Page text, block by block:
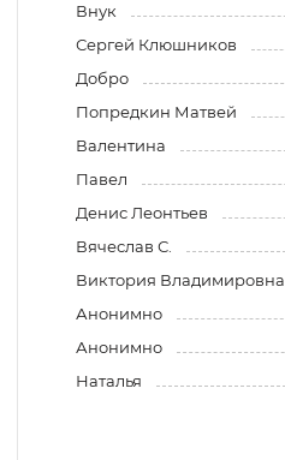
Внук
Сергей Клюшников
Добро
Попредкин Матвей
Валентина
Павел
Денис Леонтьев
Вячеслав С.
Виктория Владимировна
Анонимно
Анонимно
Наталья